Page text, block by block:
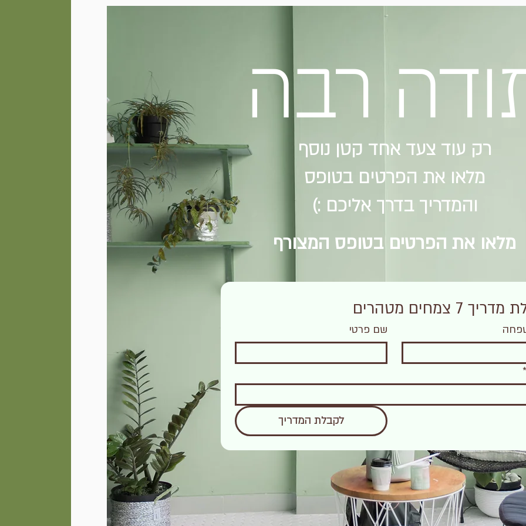
רבה
רק עוד צעד אחד קטן נוסף
מלאו את הפרטים בטופס
והמדריך בדרך אליכם :)
מלאו את הפרטים בטופס המצורף
7 צמחים מטהרים
שם פרטי
*
לקבלת המדריך